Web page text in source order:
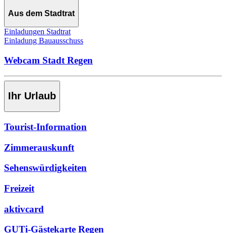
Aus dem Stadtrat
Einladungen Stadtrat
Einladung Bauausschuss
Webcam Stadt Regen
Ihr Urlaub
Tourist-Information
Zimmerauskunft
Sehenswürdigkeiten
Freizeit
aktivcard
GUTi-Gästekarte Regen